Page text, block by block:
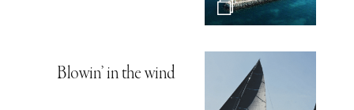
Blowin’ in the wind